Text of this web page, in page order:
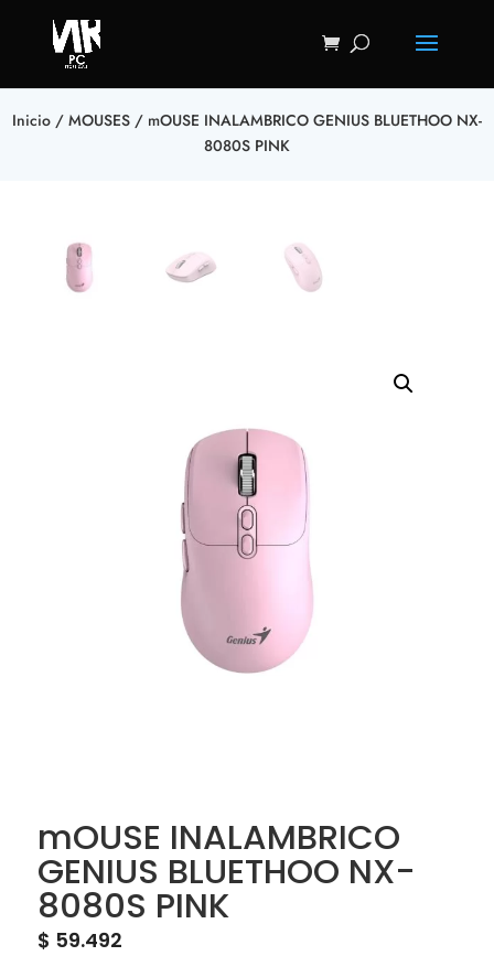
Inicio / MOUSES / mOUSE INALAMBRICO GENIUS BLUETHOO NX-
8080S PINK
mOUSE INALAMBRICO
GENIUS BLUETHOO NX-
8080S PINK
$ 59.492